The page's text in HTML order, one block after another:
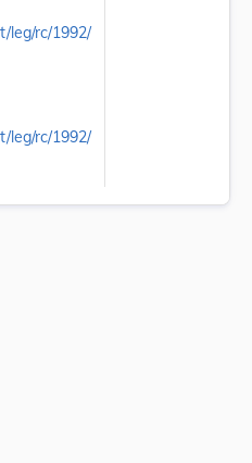
leg/rc/1992/
leg/rc/1992/